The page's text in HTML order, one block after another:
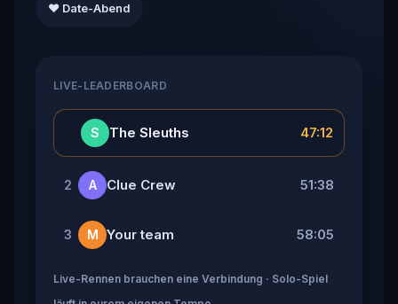
❤️ Date-Abend
LIVE-LEADERBOARD
S The Sleuths 47:12
2 A Clue Crew 51:38
3 M Your team 58:05
Live-Rennen brauchen eine Verbindung · Solo-Spiel